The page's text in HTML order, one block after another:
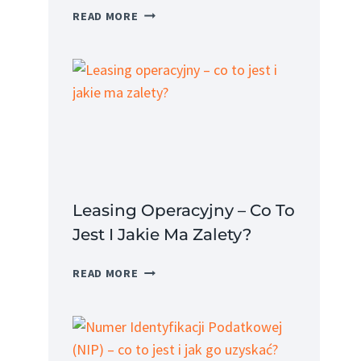
READ MORE KOSZT
JAK
OBLICZYĆ
Leasing Operacyjny – Co To
Jest I Jakie Ma Zalety?
READ MORE LEASING
CO
TO